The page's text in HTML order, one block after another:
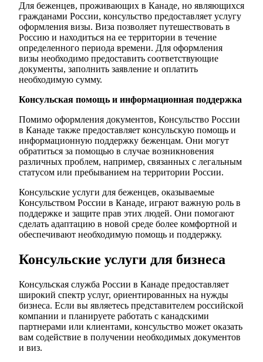
Для беженцев, проживающих в Канаде, но являющихся
гражданами России, консульство предоставляет услугу
оформления визы. Виза позволяет путешествовать в
Россию и находиться на ее территории в течение
определенного периода времени. Для оформления
визы необходимо предоставить соответствующие
документы, заполнить заявление и оплатить
необходимую сумму.
Консульская помощь и информационная поддержка
Помимо оформления документов, Консульство России
в Канаде также предоставляет консульскую помощь и
информационную поддержку беженцам. Они могут
обратиться за помощью в случае возникновения
различных проблем, например, связанных с легальным
статусом или пребыванием на территории России.
Консульские услуги для беженцев, оказываемые
Консульством России в Канаде, играют важную роль в
поддержке и защите прав этих людей. Они помогают
сделать адаптацию в новой среде более комфортной и
обеспечивают необходимую помощь и поддержку.
Консульские услуги для бизнеса
Консульская служба России в Канаде предоставляет
широкий спектр услуг, ориентированных на нужды
бизнеса. Если вы являетесь представителем российской
компании и планируете работать с канадскими
партнерами или клиентами, консульство может оказать
вам содействие в получении необходимых документов
и виз.